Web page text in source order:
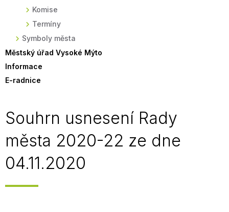
Komise
Termíny
Symboly města
Městský úřad Vysoké Mýto
Informace
E-radnice
Souhrn usnesení Rady
města 2020-22 ze dne
04.11.2020